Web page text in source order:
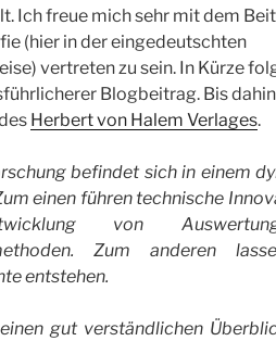
Ich freue mich sehr mit dem
(hier in der eingedeutschten
vertreten zu sein. In Kürze
Blogbeitrag. Bis
Herbert von Halem Verlages.
befindet sich in einem
einen führen technische
von
Zum anderen
entstehen.
gut verständlichen